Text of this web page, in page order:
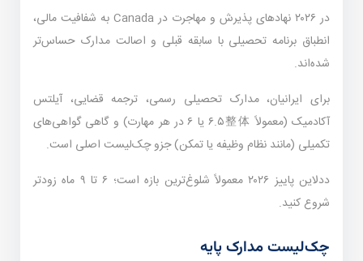
در ۲۰۲۶ نهادهای پذیرش و مهاجرت در Canada به شفافیت مالی،
انطباق برنامه تحصیلی با سابقه قبلی و اصالت مدارک حساس‌تر
شده‌اند.
برای ایرانیان، مدارک تحصیلی رسمی، ترجمه قضایی، آیلتس
آکادمیک (معمولاً ۶.۵整体 یا ۶ در هر مهارت) و گاهی گواهی‌های
تکمیلی (مانند نظام وظیفه یا تمکن) جزو چک‌لیست اصلی است.
ددلاین پاییز ۲۰۲۶ معمولاً شلوغ‌ترین بازه است؛ ۶ تا ۹ ماه زودتر
شروع کنید.
چک‌لیست مدارک پایه